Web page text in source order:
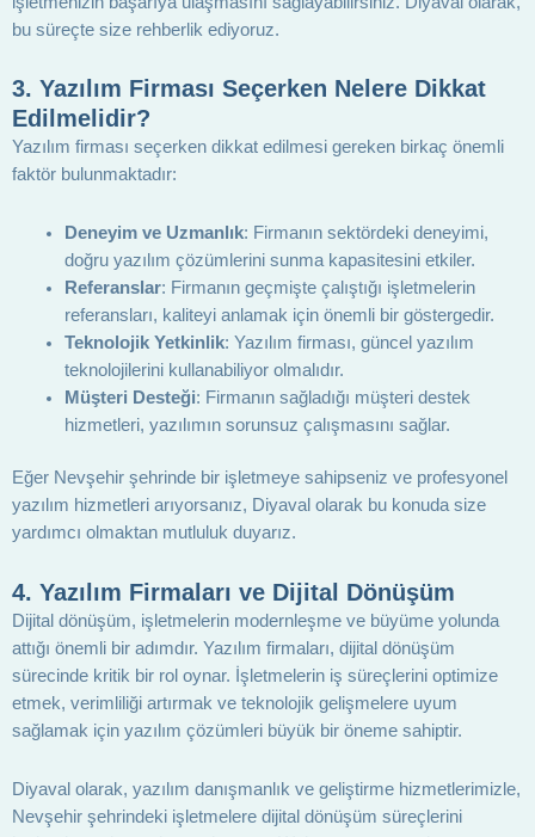
bu süreçte size rehberlik ediyoruz.
3. Yazılım Firması Seçerken Nelere Dikkat
Edilmelidir?
Yazılım firması seçerken dikkat edilmesi gereken birkaç önemli
faktör bulunmaktadır:
Deneyim ve Uzmanlık: Firmanın sektördeki deneyimi,
doğru yazılım çözümlerini sunma kapasitesini etkiler.
Referanslar: Firmanın geçmişte çalıştığı işletmelerin
referansları, kaliteyi anlamak için önemli bir göstergedir.
Teknolojik Yetkinlik: Yazılım firması, güncel yazılım
teknolojilerini kullanabiliyor olmalıdır.
Müşteri Desteği: Firmanın sağladığı müşteri destek
hizmetleri, yazılımın sorunsuz çalışmasını sağlar.
Eğer Nevşehir şehrinde bir işletmeye sahipseniz ve profesyonel
yazılım hizmetleri arıyorsanız, Diyaval olarak bu konuda size
yardımcı olmaktan mutluluk duyarız.
4. Yazılım Firmaları ve Dijital Dönüşüm
Dijital dönüşüm, işletmelerin modernleşme ve büyüme yolunda
attığı önemli bir adımdır. Yazılım firmaları, dijital dönüşüm
sürecinde kritik bir rol oynar. İşletmelerin iş süreçlerini optimize
etmek, verimliliği artırmak ve teknolojik gelişmelere uyum
sağlamak için yazılım çözümleri büyük bir öneme sahiptir.
Diyaval olarak, yazılım danışmanlık ve geliştirme hizmetlerimizle,
Nevşehir şehrindeki işletmelere dijital dönüşüm süreçlerini